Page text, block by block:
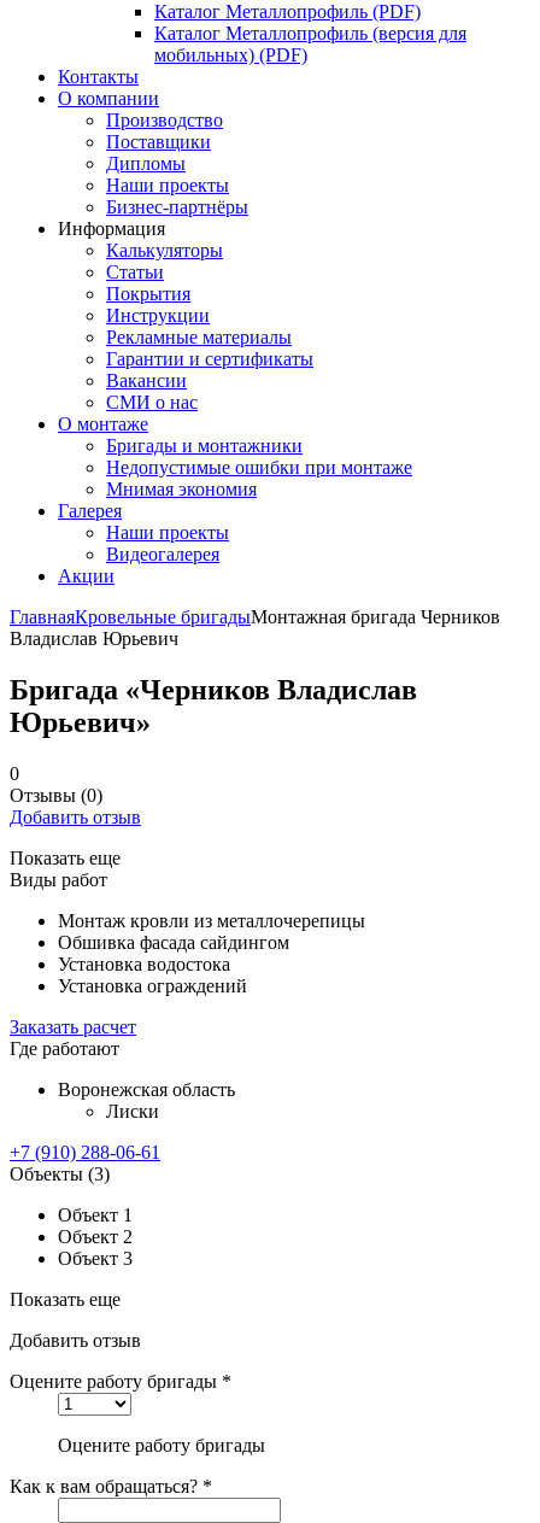
Каталог Металлопрофиль (PDF)
Каталог Металлопрофиль (версия для
мобильных) (PDF)
Контакты
О компании
Производство
Поставщики
Дипломы
Наши проекты
Бизнес-партнёры
Информация
Калькуляторы
Статьи
Покрытия
Инструкции
Рекламные материалы
Гарантии и сертификаты
Вакансии
СМИ о нас
О монтаже
Бригады и монтажники
Недопустимые ошибки при монтаже
Мнимая экономия
Галерея
Наши проекты
Видеогалерея
Акции
ГлавнаяКровельные бригадыМонтажная бригада Черников
Владислав Юрьевич
Бригада «Черников Владислав
Юрьевич»
0
Отзывы (0)
Добавить отзыв
Показать еще
Виды работ
Монтаж кровли из металлочерепицы
Обшивка фасада сайдингом
Установка водостока
Установка ограждений
Заказать расчет
Где работают
Воронежская область
Лиски
+7 (910) 288-06-61
Объекты (3)
Объект 1
Объект 2
Объект 3
Показать еще
Добавить отзыв
Оцените работу бригады *
Оцените работу бригады
Как к вам обращаться? *